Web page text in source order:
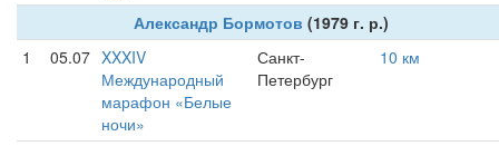
Александр Бормотов (1979 г. р.)
1
05.07 XXXIV
Международный
марафон «Белые
ночи»
Санкт-
Петербург
10 км